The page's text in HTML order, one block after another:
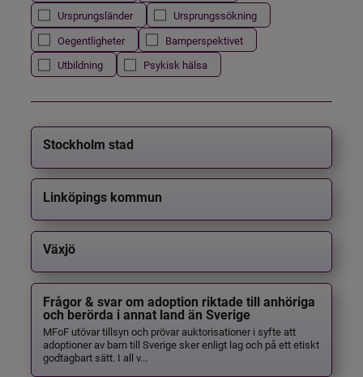
Ursprungsländer
Ursprungssökning
Oegentligheter
Barnperspektivet
Utbildning
Psykisk hälsa
Stockholm stad
Linköpings kommun
Växjö
Frågor & svar om adoption riktade till anhöriga
och berörda i annat land än Sverige
MFoF utövar tillsyn och prövar auktorisationer i syfte att
adoptioner av barn till Sverige sker enligt lag och på ett etiskt
godtagbart sätt. I all v...